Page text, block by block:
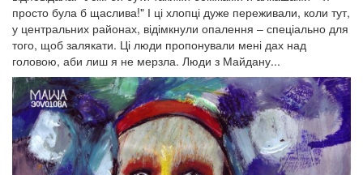
просто була б щаслива!" І ці хлопці дуже переживали, коли тут,
у центральних районах, відімкнули опалення – спеціально для
того, щоб залякати. Ці люди пропонували мені дах над
головою, аби лиш я не мерзла. Люди з Майдану...